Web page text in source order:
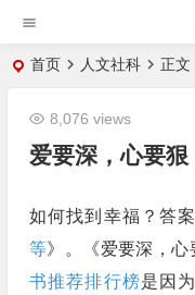
首页 人文社科 正文
爱要深，心要
8,076 views
如何找到幸福？答
等》。《爱要深，心
书推荐排行榜是因